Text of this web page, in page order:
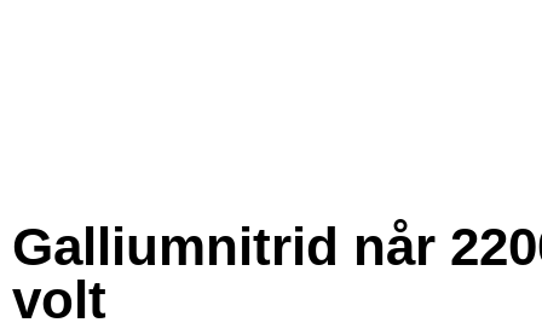
Galliumnitrid når
volt